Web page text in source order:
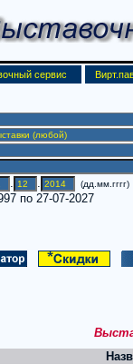
сервис
. . (дд.мм.гггг)
по 27-07-2027